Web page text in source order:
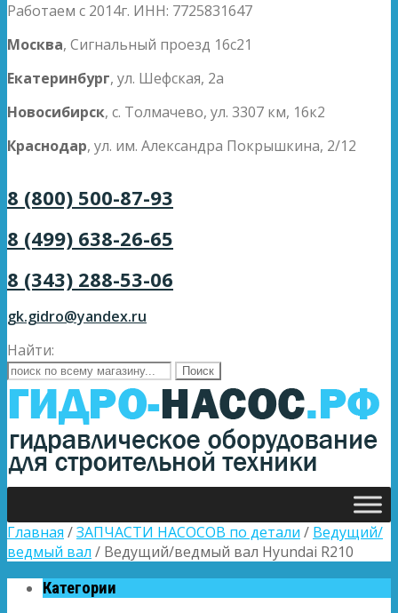
Работаем с 2014г. ИНН: 7725831647
Москва, Сигнальный проезд 16с21
Екатеринбург, ул. Шефская, 2а
Новосибирск, с. Толмачево, ул. 3307 км, 16к2
Краснодар, ул. им. Александра Покрышкина, 2/12
8 (800) 500-87-93
8 (499) 638-26-65
8 (343) 288-53-06
gk.gidro@yandex.ru
Найти:
Главная /ЗАПЧАСТИ НАСОСОВ по детали / Ведущий/
ведмый вал / Ведущий/ведмый вал Hyundai R210
Категории